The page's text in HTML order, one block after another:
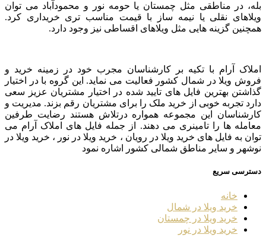
بله، در مناطقی مثل چمستان یا حومه نور و محمودآباد می توان
ویلاهای نقلی یا نیمه ساز با قیمت مناسب تری خریداری کرد.
همچنین گزینه هایی مثل ویلاهای اقساطی نیز وجود دارد.
املاک آرام با تکیه بر کارشناسان مجرب خود در زمینه خرید و
فروش ویلا در شمال کشور فعالیت می نماید. این گروه با در اختیار
گذاشتن بهترین فایل های تایید شده در اختیار مشتریان عزیز سعی
دارد تجربه خوبی از خرید ملک را برای مشتریان رقم بزند. مدیریت و
کارشناسان این مجموعه همواره درتلاش هستند رضایت طرفین
معامله ها را تامینری می دهند. از جمله فایل های املاک آرام می
توان به فایل های خرید ویلا در رویان ، خرید ویلا در نور ، خرید ویلا در
نوشهر و سایر مناطق شمالی کشور اشاره نمود
دسترسی سریع
خانه
خرید ویلا در شمال
خرید ویلا در چمستان
خرید ویلا در نور